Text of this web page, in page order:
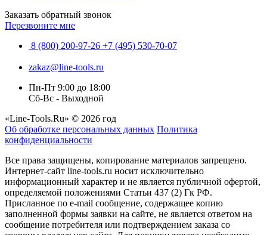
Заказать обратный звонок
Перезвоните мне
8 (800) 200-97-26 +7 (495) 530-70-07
zakaz@line-tools.ru
Пн-Пт 9:00 до 18:00
Сб-Вс - Выходной
«Line-Tools.Ru» © 2026 год
Об обработке персональных данных Политика
конфиденциальности
Все права защищены, копирование материалов запрещено.
Интернет-сайт line-tools.ru носит исключительно
информационный характер и не является публичной офертой,
определяемой положениями Статьи 437 (2) Гк РФ.
Присланное по e-mail сообщение, содержащее копию
заполненной формы заявки на сайте, не является ответом на
сообщение потребителя или подтверждением заказа со